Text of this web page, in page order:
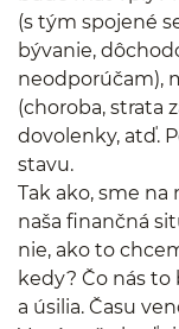
(s tým spojené
bývanie,
neodporúčam),
(choroba, strata
dovolenky, atď.
stavu.
Tak ako, sme na
naša finančná
nie, ako to
kedy? Čo nás to
a úsilia. Času